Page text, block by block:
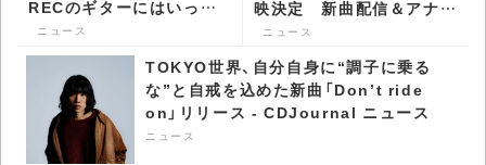
RECのギターにはいっく
んことELT・伊藤一朗が参
加 - CDJournal ニュース
ニュース
映決定 新曲配信＆アナロ
グBOX2タイトル発売も -
ニュース
TOKYO世界、自分自身に“調子に乗る
な”と自戒を込めた新曲「Don’t ride
on」リリース - CDJournal ニュース
ニュース